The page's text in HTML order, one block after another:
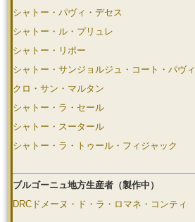
シャトー・パヴィ・デセス
シャトー・ル・プリュレ
シャトー・リポー
シャトー・サンジョルジュ・コート・パヴィ
クロ・サン・マルタン
シャトー・ラ・セール
シャトー・スータール
シャトー・ラ・トゥール・フィジャック
ブルゴーニュ地方生産者（製作中）
DRCドメーヌ・ド・ラ・ロマネ・コンティ